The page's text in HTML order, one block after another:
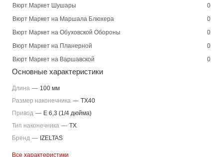
Вюрт Маркет Шушары
0
Вюрт Маркет на Маршала Блюхера
0
Вюрт Маркет на Обуховской Обороны
0
Вюрт Маркет на Планерной
0
Вюрт Маркет на Варшавской
0
Основные характеристики
Длина — 100 мм
Размер наконечника — TX40
Привод — E 6,3 (1/4 дюйма)
Тип наконечника — TX
Бренд — IZELTAS
Все характеристики